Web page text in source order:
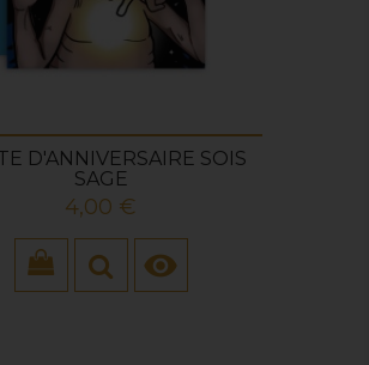
D'ANNIVERSAIRE SOIS
SAGE
Prix
4,00 €
